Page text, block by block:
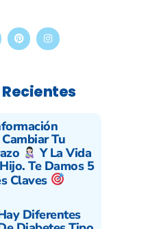
Tu
Y La Vida
Te Damos 5
Claves
Diferentes